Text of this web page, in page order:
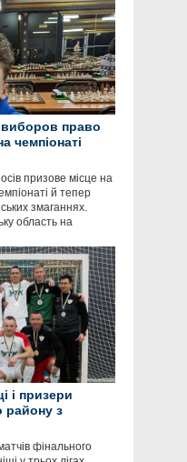
виборов право
чемпіонаті
призове місце на
й тепер
змаганнях.
область на
і призери
району з
фінального